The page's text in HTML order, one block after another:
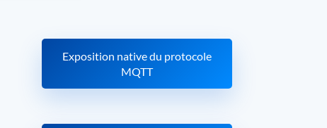
Exposition native du protocole
MQTT